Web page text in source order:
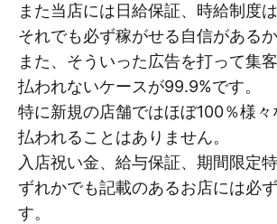
また当店には日給保証、時給制度は
それでも必ず稼がせる自信があるか
また、そういった広告を打って集
払われないケースが99.9%です。
特に新規の店舗ではほぼ100％様
払われることはありません。
入店祝い金、給与保証、期間限定
ずれかでも記載のあるお店には必
す。